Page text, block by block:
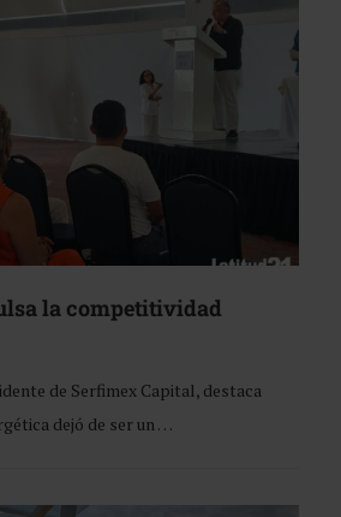
la competitividad
de Serfimex Capital, destaca
dejó de ser un …